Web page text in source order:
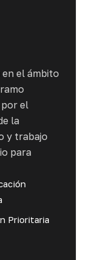
en el ámbito
el
la
y trabajo
para
Prioritaria